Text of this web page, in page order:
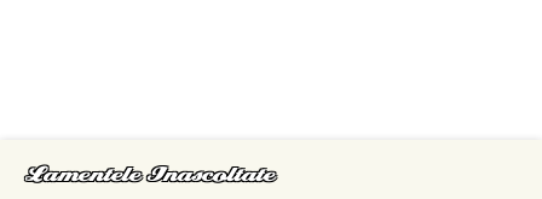
Lamentele Inascoltate